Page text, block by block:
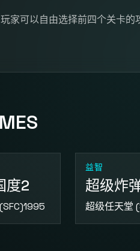
家可以自由选择前四个关卡的
度2
1995
益智
超级炸
超级任天堂